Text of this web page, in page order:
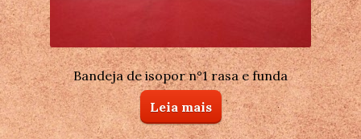
Bandeja de isopor n°1 rasa e funda
Leia mais